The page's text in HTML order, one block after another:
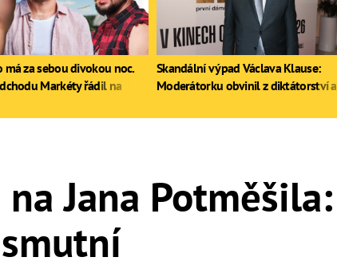
Jana Potměšila:
má za sebou divokou noc.
Markéty řádil na
Skandální výpad Václava Klause:
Moderátorku obvinil z diktátorství a